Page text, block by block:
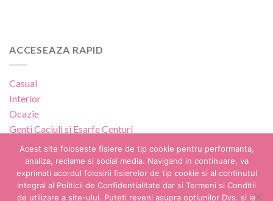
ACCESEAZA RAPID
Casual
Interior
Ocazie
Genti Caciuli si EsarfeCenturi
Perne
Lampi
Picturi
Customize
Acest site foloseste fisiere de tip cookie pentru performanta,
analiza, reclame si social media. Navigand in continuare, va
exprimati acordul folosirii fisierelor de tip cookie si al continutul
integral al Politicii de Confidentialitate dar si Termeni si Conditii
de utilizare a site-ului. Puteti reveni asupra optiunilor Dvs. si le